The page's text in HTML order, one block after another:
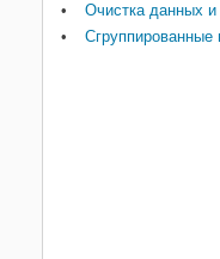
Очистка данных
Сгруппированные